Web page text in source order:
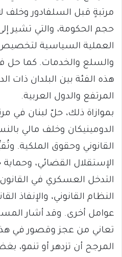
مرتبةٍ قبل السلفادور وخلف
حجم الحكومة، والتي تشير
العملية السياسية لتخصيص
والسلع والخدمات. كما حل
هذه الفئة بين البلدان ذات
المرتفع والدول العربية.
بموازاة ذلك، حلّ لبنان في
الدومينيكان وخلف مالي
القانوني وحقوق الملكية.
الإستقلال القضائي،
التدخل العسكري في
النظام القانوني، والإنفاذ
عوامل أخرى. وقد أشار المسح
تعاني من عجز وقصور في
المرجح أن تزدهر أو تنمو،